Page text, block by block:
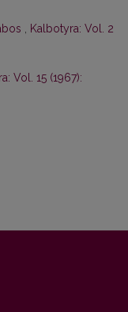
Kalbotyra: Vol. 2
Vol. 15 (1967):